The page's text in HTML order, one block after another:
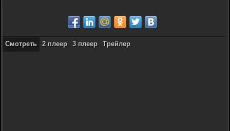
Смотреть 2 плеер 3 плеер Трейлер